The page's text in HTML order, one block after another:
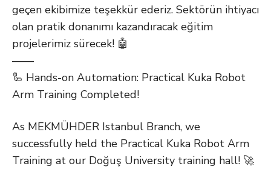
geçen ekibimize teşekkür ederiz. Sektörün ihtiyacı
olan pratik donanımı kazandıracak eğitim
projelerimiz sürecek! 🤖
——
🦾 Hands-on Automation: Practical Kuka Robot
Arm Training Completed!
As MEKMÜHDER Istanbul Branch, we
successfully held the Practical Kuka Robot Arm
Training at our Doğuş University training hall! 🚀